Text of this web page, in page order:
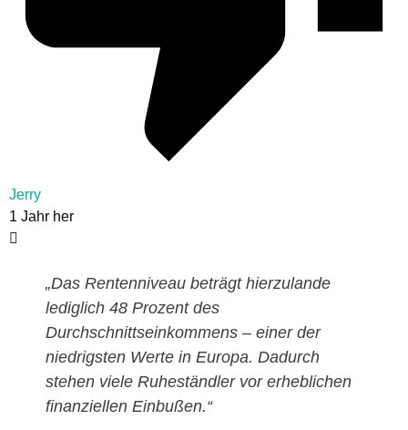
Jerry
1 Jahr her
„Das Rentenniveau beträgt hierzulande
lediglich 48 Prozent des
Durchschnittseinkommens – einer der
niedrigsten Werte in Europa. Dadurch
stehen viele Ruheständler vor erheblichen
finanziellen Einbußen.“